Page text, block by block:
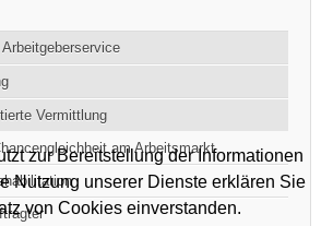
Vermittlung
am Arbeitsmarkt
zur Bereitstellung der Informationen
Nutzung unserer Dienste erklären Sie
von Cookies einverstanden.